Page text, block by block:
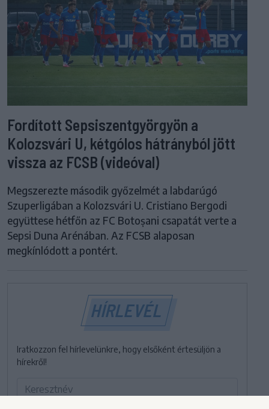
Fordított Sepsiszentgyörgyön a
Kolozsvári U, kétgólos hátrányból jött
vissza az FCSB (videóval)
Megszerezte második győzelmét a labdarúgó
Szuperligában a Kolozsvári U. Cristiano Bergodi
együttese hétfőn az FC Botoșani csapatát verte a
Sepsi Duna Arénában. Az FCSB alaposan
megkínlódott a pontért.
HÍRLEVÉL
Iratkozzon fel hírlevelünkre, hogy elsőként értesüljön a
hírekről!